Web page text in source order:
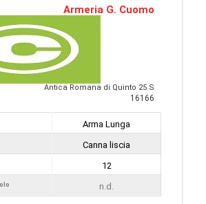
Armeria G. Cuomo
Antica Romana di Quinto 25 S
16166
Arma Lunga
Canna liscia
12
n.d.